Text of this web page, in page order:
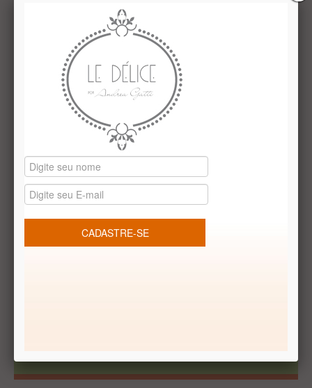
Comentários (0)
Caixa Cartonada com tag Feliz 2017 contendo 4 variedades de
bombons feitos com chocolate belga Validade: 30 dias
Receba Promoções Exclusivas